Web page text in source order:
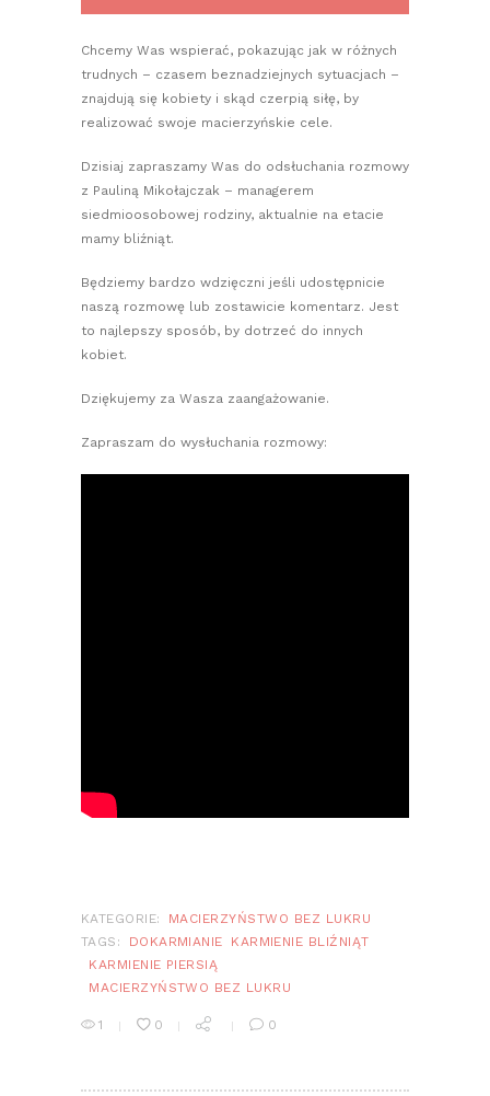
Chcemy Was wspierać, pokazując jak w różnych
trudnych – czasem beznadziejnych sytuacjach –
znajdują się kobiety i skąd czerpią siłę, by
realizować swoje macierzyńskie cele.
Dzisiaj zapraszamy Was do odsłuchania rozmowy
z Pauliną Mikołajczak – managerem
siedmioosobowej rodziny, aktualnie na etacie
mamy bliźniąt.
Będziemy bardzo wdzięczni jeśli udostępnicie
naszą rozmowę lub zostawicie komentarz. Jest
to najlepszy sposób, by dotrzeć do innych
kobiet.
Dziękujemy za Wasza zaangażowanie.
Zapraszam do wysłuchania rozmowy:
KATEGORIE:
MACIERZYŃSTWO BEZ LUKRU
TAGS:
DOKARMIANIE
KARMIENIE BLIŹNIĄT
KARMIENIE PIERSIĄ
MACIERZYŃSTWO BEZ LUKRU
1 0 0